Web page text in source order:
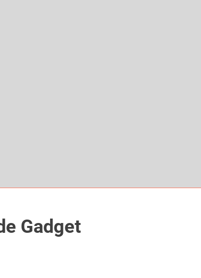
Gadget